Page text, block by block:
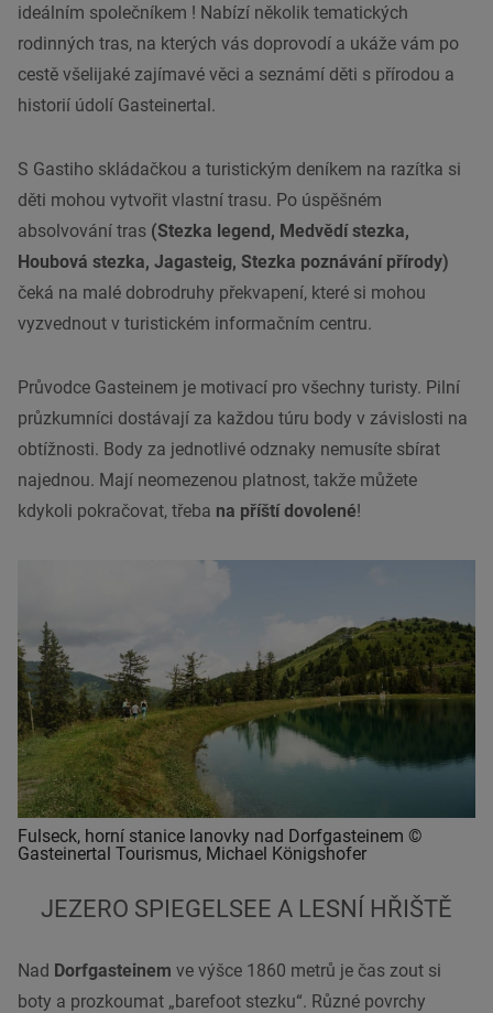
ideálním společníkem ! Nabízí několik tematických
rodinných tras, na kterých vás doprovodí a ukáže vám po
cestě všelijaké zajímavé věci a seznámí děti s přírodou a
historií údolí Gasteinertal.
S Gastiho skládačkou a turistickým deníkem na razítka si
děti mohou vytvořit vlastní trasu. Po úspěšném
absolvování tras (Stezka legend, Medvědí stezka,
Houbová stezka, Jagasteig, Stezka poznávání přírody)
čeká na malé dobrodruhy překvapení, které si mohou
vyzvednout v turistickém informačním centru.
Průvodce Gasteinem je motivací pro všechny turisty. Pilní
průzkumníci dostávají za každou túru body v závislosti na
obtížnosti. Body za jednotlivé odznaky nemusíte sbírat
najednou. Mají neomezenou platnost, takže můžete
kdykoli pokračovat, třeba na příští dovolené!
Fulseck, horní stanice lanovky nad Dorfgasteinem ©
Gasteinertal Tourismus, Michael Königshofer
JEZERO SPIEGELSEE A LESNÍ HŘIŠTĚ
Nad Dorfgasteinem ve výšce 1860 metrů je čas zout si
boty a prozkoumat „barefoot stezku“. Různé povrchy